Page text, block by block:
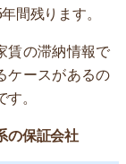
間残ります。
賃の滞納情報で
ケースがあるの
。
の保証会社